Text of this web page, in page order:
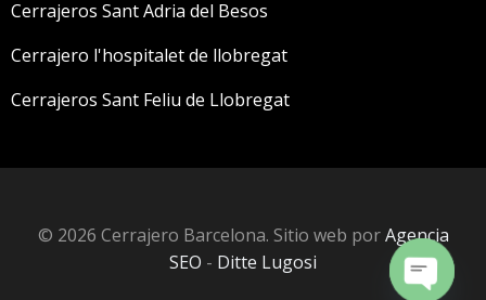
Cerrajeros Sant Adria del Besos
Cerrajero l'hospitalet de llobregat
Cerrajeros Sant Feliu de Llobregat
© 2026 Cerrajero Barcelona. Sitio web porAgencia
SEO - Ditte Lugosi